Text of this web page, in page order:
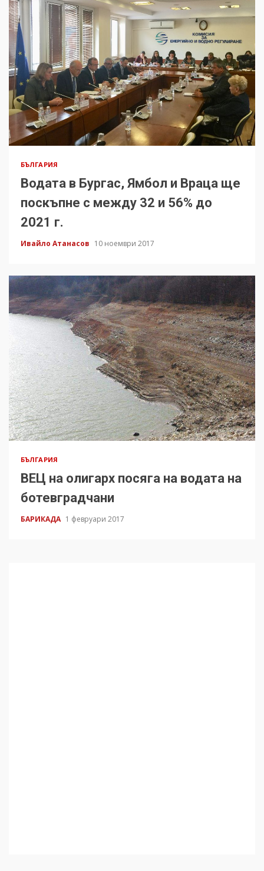
БЪЛГАРИЯ
Водата в Бургас, Ямбол и Враца ще
поскъпне с между 32 и 56% до
2021 г.
Ивайло Атанасов 10 ноември 2017
БЪЛГАРИЯ
ВЕЦ на олигарх посяга на водата на
ботевградчани
БАРИКАДА 1 февруари 2017